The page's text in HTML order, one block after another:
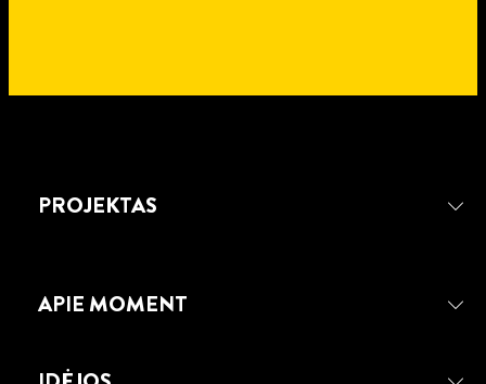
PROJEKTAS
APIE MOMENT